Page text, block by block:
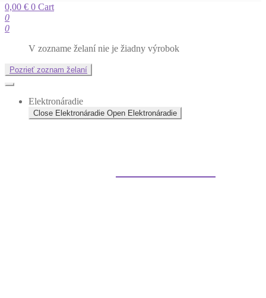
0,00 € 0 Cart
0
0
V zozname želaní nie je žiadny výrobok
Pozrieť zoznam želaní
Elektronáradie
Close Elektronáradie Open Elektronáradie